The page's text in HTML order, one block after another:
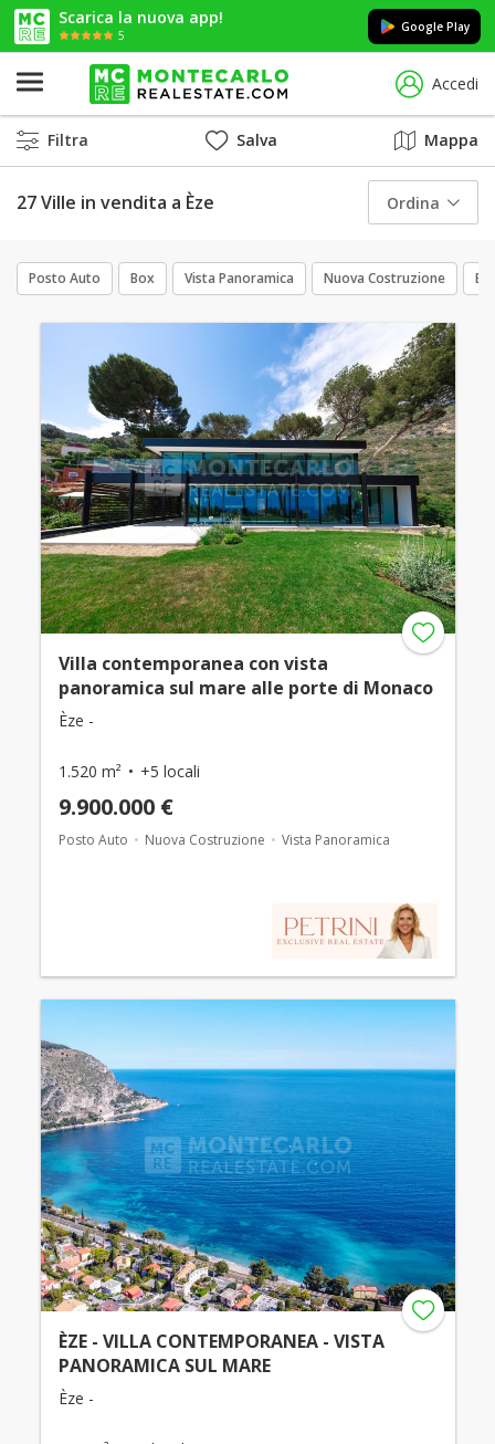
Scarica la nuova app!
5
Google Play
Accedi
Filtra Salva Mappa
27 Ville in vendita a Èze Ordina
Posto Auto Box Vista Panoramica Nuova Costruzione
Villa contemporanea con vista
panoramica sul mare alle porte di Monaco
Èze -
1.520 m² +5 locali
9.900.000 €
Posto Auto Nuova Costruzione Vista Panoramica
ÈZE - VILLA CONTEMPORANEA - VISTA
PANORAMICA SUL MARE
Èze -